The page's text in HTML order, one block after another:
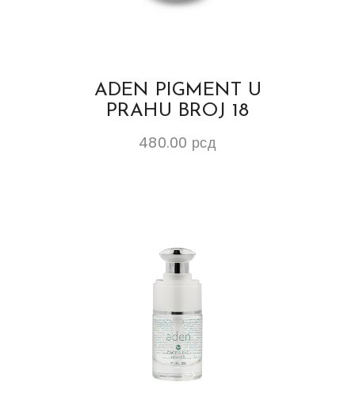
ADEN PIGMENT U
PRAHU BROJ 18
480.00 рсд